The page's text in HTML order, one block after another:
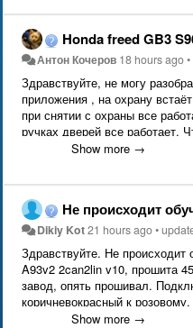
Honda freed GB3
Антон Кочеров 18 hours ago•
Здравствуйте, не могу
приложения , на охрану
при снятии с охраны все
ручках дверей все работает.
Управление замками по CAN.
Show more →
Не происходит
Dikiy Kot21 hours ago•
Здравствуйте. Не
A93v2 2can2lin v10, прошита
завод, опять прошивал.
коричневокрасный к
зажигание вкл на несколько
Show more →